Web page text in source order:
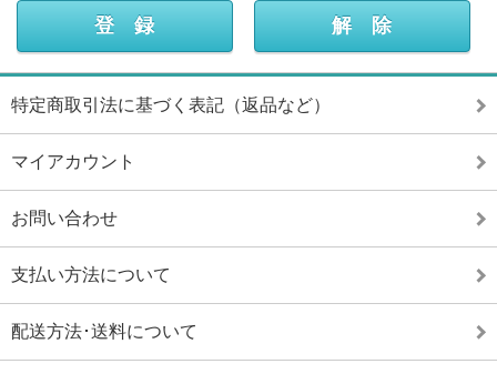
特定商取引法に基づく表記（返品など）
マイアカウント
お問い合わせ
支払い方法について
配送方法･送料について